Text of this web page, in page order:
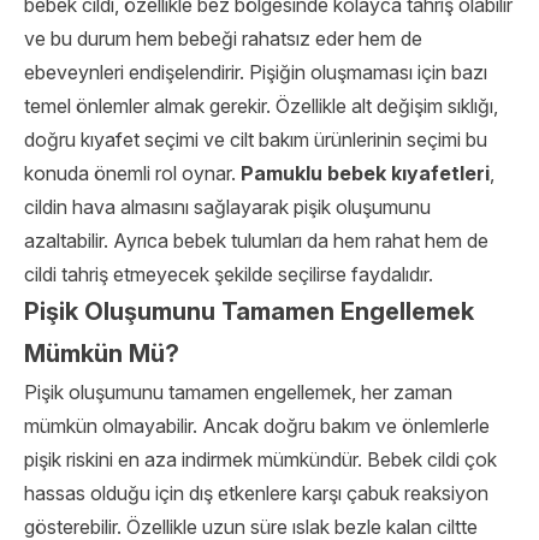
bebek cildi, özellikle bez bölgesinde kolayca tahriş olabilir
ve bu durum hem bebeği rahatsız eder hem de
ebeveynleri endişelendirir. Pişiğin oluşmaması için bazı
temel önlemler almak gerekir. Özellikle alt değişim sıklığı,
doğru kıyafet seçimi ve cilt bakım ürünlerinin seçimi bu
konuda önemli rol oynar. Pamuklu bebek kıyafetleri,
cildin hava almasını sağlayarak pişik oluşumunu
azaltabilir. Ayrıca bebek tulumları da hem rahat hem de
cildi tahriş etmeyecek şekilde seçilirse faydalıdır.
Pişik Oluşumunu Tamamen Engellemek
Mümkün Mü?
Pişik oluşumunu tamamen engellemek, her zaman
mümkün olmayabilir. Ancak doğru bakım ve önlemlerle
pişik riskini en aza indirmek mümkündür. Bebek cildi çok
hassas olduğu için dış etkenlere karşı çabuk reaksiyon
gösterebilir. Özellikle uzun süre ıslak bezle kalan ciltte